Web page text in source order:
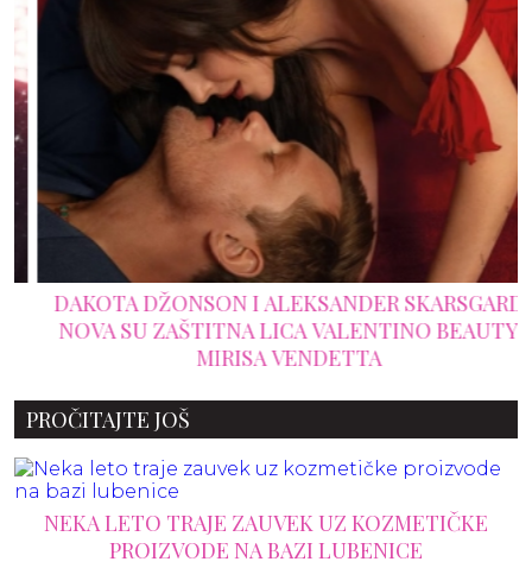
DAKOTA DŽONSON I ALEKSANDER SKARSGARD
NOVA SU ZAŠTITNA LICA VALENTINO BEAUTY
MIRISA VENDETTA
PROČITAJTE JOŠ
NEKA LETO TRAJE ZAUVEK UZ KOZMETIČKE
PROIZVODE NA BAZI LUBENICE